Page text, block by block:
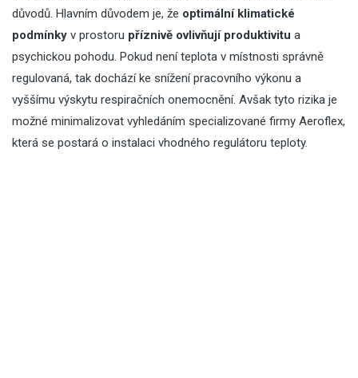
důvodů. Hlavním důvodem je, že optimální klimatické
podmínky v prostoru příznivě ovlivňují produktivitu a
psychickou pohodu. Pokud není teplota v místnosti správně
regulovaná, tak dochází ke snížení pracovního výkonu a
vyššímu výskytu respiračních onemocnění. Avšak tyto rizika je
možné minimalizovat vyhledáním specializované firmy Aeroflex,
která se postará o instalaci vhodného regulátoru teploty.